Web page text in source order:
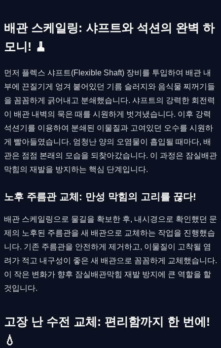
배관 스케일링: 샤프트와 석션의 완벽 하
모니! 🧹
먼저 플렉스 샤프트(Flexible Shaft) 장비를 투입하여 배관 내
부에 끈질기게 엉겨 붙어있던 기름 슬러지와 음식물 찌꺼기들
을 꼼꼼하게 긁어내고 분쇄했습니다. 샤프트의 강력한 회전력
이 배관 내벽의 묵은 때를 시원하게 벗겨냈습니다. 이후 강력
석션기를 이용하여 분쇄된 이물질과 고여있던 오수를 시원하
게 빨아들였습니다. 엄청난 양의 오염물이 흡입될 때마다, 배
관은 점점 본래의 모습을 되찾아갔습니다. 이 과정은 잠실배관
막힘의 재발을 방지하는 핵심 단계입니다.
노후 주름관 교체: 만성 막힘의 고리를 끊다!
배관 스케일링으로 물길을 확보한 후, 내시경으로 확인했던 문
제의 노후된 주름관을 새 배관으로 교체하는 작업을 진행했습
니다. 기존 주름관을 안전하게 제거하고, 이물질이 고착될 염
려가 적고 내구성이 좋은 새 배관으로 꼼꼼하게 교체했습니다.
이 작은 변화가 향후 잠실배관막힘 재발 방지에 큰 역할을 할
것입니다.
고장 난 수전 교체: 편리함까지 한 번에!
💧